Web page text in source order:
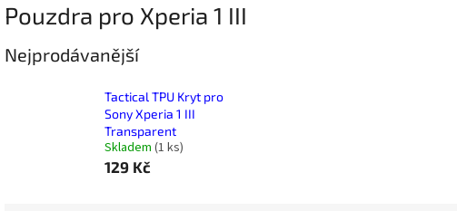
Pouzdra pro Xperia 1 III
Nejprodávanější
Tactical TPU Kryt pro
Sony Xperia 1 III
Transparent
Skladem (1 ks)
129 Kč